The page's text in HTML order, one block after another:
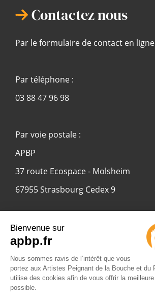
Contactez nous
Par le formulaire de contact en ligne
Par téléphone :
03 88 47 96 98
Par voie postale :
APBP
37 route Ecospace - Molsheim
67955 Strasbourg Cedex 9